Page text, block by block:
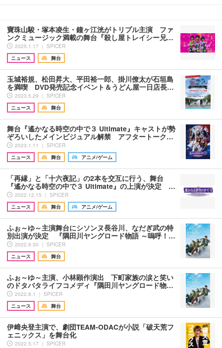
寶珠山駿・塚本凌生・鐘ヶ江洸がトリプル主演 ファ
ンクミュージック満載の舞台『殺し屋トレイシー兄…
2025.1.17 ｜ SPICER
ニュース
舞台
玉城裕規、松田昇大、平田裕一郎、掛川僚太が石垣島
を満喫 DVD発売記念イベント＆うどん屋一日店長…
2023.5.29 ｜ SPICER
ニュース
舞台
舞台『遙かなる時空の中で３ Ultimate』キャストが勢
ぞろいしたメインビジュアル解禁 アフタートーク…
2023.1.11 ｜ SPICER
ニュース
舞台 アニメ/ゲーム
「再縁」と「十六夜記」の2本を交互に行う、舞台
『遙かなる時空の中で３ Ultimate』の上演が決定 …
2022.12.15 ｜ SPICER
ニュース
舞台 アニメ/ゲーム
ふぉ～ゆ～主演舞台にシソンヌ長谷川、なだぎ武の特
別出演が決定 『隅田川ヤングロード物語 ～嗚呼！…
2022.9.30 ｜ SPICER
ニュース
舞台
ふぉ～ゆ～主演、小林顕作演出 下町家族の涙と笑い
のドタバタライフコメディ『隅田川ヤングロード物…
2022.8.1 ｜ SPICER
ニュース
舞台
伊﨑央登主演で、劇団TEAM-ODACが小説「破天荒フ
ェニックス」を舞台化
2022.5.17 ｜ SPICER